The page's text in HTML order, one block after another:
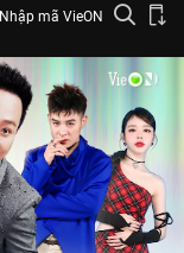
Nhập mã VieON